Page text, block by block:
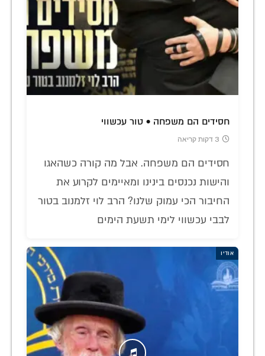
חסידים הם משפחה • טור עכשווי
3 דקות קריאה
חסידים הם משפחה. אבל מה קורה כשהאגו
והישות נכנסים בינינו ומאיימים לקרוע את
החיבור הכי עמוק שלנו? הרב לוי זלמנוב בטור
לבבי עכשווי לימי תשעת הימים
אודיו